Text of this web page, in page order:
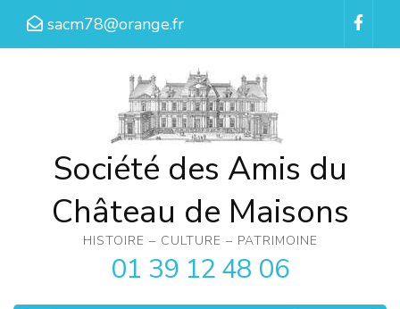
Aller
sacm78@orange.fr
Société des Amis du
Château de Maisons
HISTOIRE – CULTURE – PATRIMOINE
01 39 12 48 06